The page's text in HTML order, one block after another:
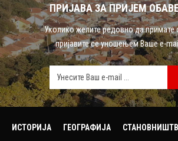
ПРИЈАВА ЗА ПРИЈЕМ
Уколико желите редовно да примате
пријавите се уношењем Ваше e-
ИСТОРИЈА ГЕОГРАФИЈА